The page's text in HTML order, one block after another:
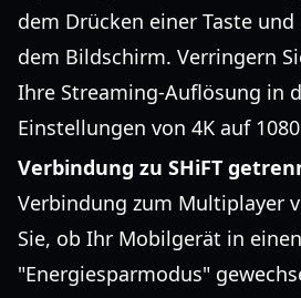
dem Drücken einer Taste
dem Bildschirm. Verringern
Ihre Streaming-Auflösung in
Einstellungen von 4K auf
Verbindung zu SHiFT
Verbindung zum Multiplayer
Sie, ob Ihr Mobilgerät in einen
"Energiesparmodus"